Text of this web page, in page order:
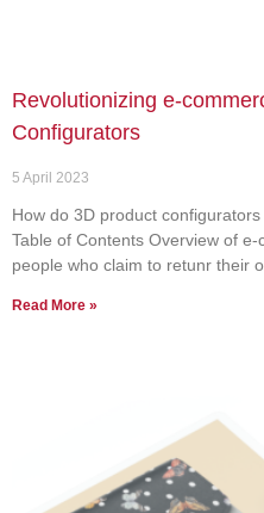
Revolutionizing e-
Configurators
5 April 2023
How do 3D product
Table of Contents Overview of
people who claim to retunr their
Read More »